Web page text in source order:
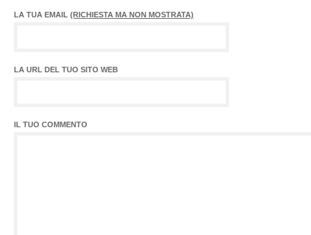
LA TUA EMAIL (RICHIESTA MA NON MOSTRATA)
LA URL DEL TUO SITO WEB
IL TUO COMMENTO